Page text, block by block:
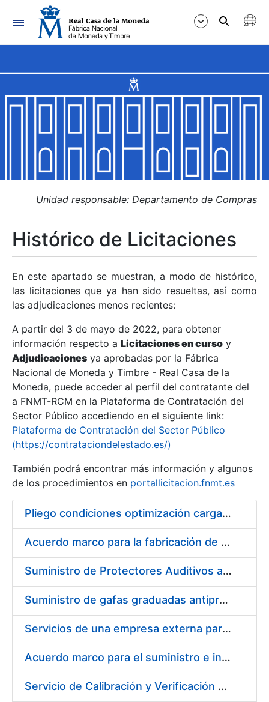
Navegación
Mostrar/Ocultar
Mostrar/Ocultar
Mostrar/Ocultar
Mostrar/Ocultar
Mostrar/Ocultar
Mostrar/Ocultar
Unidad responsable: Departamento de Compras
Histórico de Licitaciones
En este apartado se muestran, a modo de histórico,
las licitaciones que ya han sido resueltas, así como
las adjudicaciones menos recientes:
A partir del 3 de mayo de 2022, para obtener
información respecto a Licitaciones en curso y
Adjudicaciones ya aprobadas por la Fábrica
Nacional de Moneda y Timbre - Real Casa de la
Moneda, puede acceder al perfil del contratante del
a FNMT-RCM en la Plataforma de Contratación del
Sector Público accediendo en el siguiente link:
Plataforma de Contratación del Sector Público
(https://contrataciondelestado.es/)
También podrá encontrar más información y algunos
de los procedimientos en portallicitacion.fnmt.es
Pliego condiciones optimización cargas compras firmado
Acuerdo marco para la fabricación de piezas
Suministro de Protectores Auditivos a medida para las personas trabajadoras de los Centros de Trabajo de Madrid y Burgos
Suministro de gafas graduadas antiproyecciones para los trabajadores de la FNMT-RCM en los centros de trabajo de Madrid y Burgos
Servicios de una empresa externa para el asesoramiento y resolución de los recursos de alzada que se presentan relacionados con procesos de selección para la FNMT-RCM
Acuerdo marco para el suministro e instalación de persianas, estores y otros complementos
Servicio de Calibración y Verificación Externa de los Equipos de Medición del Servicio de Prevención de la FNMT-RCM